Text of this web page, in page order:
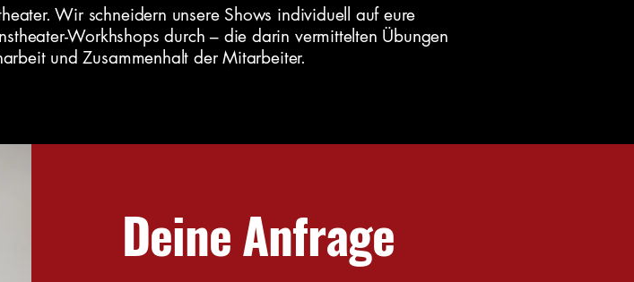
Wir schneidern unsere Shows individuell auf eure
Workhshops durch – die darin vermittelten Übungen
und Zusammenhalt der Mitarbeiter.
Deine Anfrage